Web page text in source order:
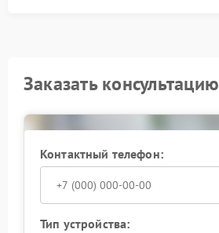
Заказать консультацию
Контактный телефон:
Тип устройства: